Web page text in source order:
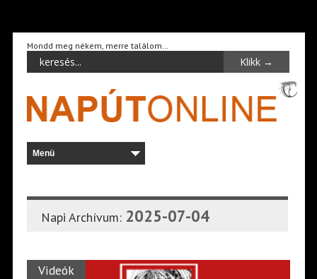
Mondd meg nékem, merre találom…
Napi Archívum: 2025-07-04
Videók